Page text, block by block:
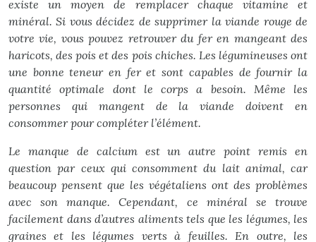
existe un moyen de remplacer chaque vitamine et
minéral. Si vous décidez de supprimer la viande rouge de
votre vie, vous pouvez retrouver du fer en mangeant des
haricots, des pois et des pois chiches. Les légumineuses ont
une bonne teneur en fer et sont capables de fournir la
quantité optimale dont le corps a besoin. Même les
personnes qui mangent de la viande doivent en
consommer pour compléter l’élément.
Le manque de calcium est un autre point remis en
question par ceux qui consomment du lait animal, car
beaucoup pensent que les végétaliens ont des problèmes
avec son manque. Cependant, ce minéral se trouve
facilement dans d’autres aliments tels que les légumes, les
graines et les légumes verts à feuilles. En outre, les